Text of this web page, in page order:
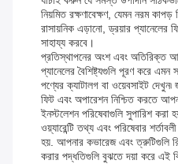
নিয়মিত রক্ষণাবেক্ষণ, যেমন নরম
রাসায়নিক এড়ানো, ড্রয়ার প্যানেলের
সাহায্য করবে।
প্রতিস্থাপনের অংশ এবং অতিরিক্ত
প্যানেলের বৈশিষ্ট্যগুলি পূরণ করে এমন
পণ্যের ক্যাটালগ বা ওয়েবসাইট
ফিট এবং অপারেশন নিশ্চিত করতে
ইনস্টলেশন পরিষেবাগুলি সুপারিশ করা
ওয়্যারেন্টি তথ্য এবং পরিষেবার
হয়. আপনার কভারেজ এবং ত্রুটিগুলি
করার পদ্ধতিগুলি বুঝতে দয়া করে এই